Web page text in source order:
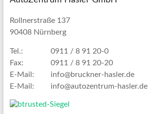
Rollnerstraße 137
90408 Nürnberg
Tel.:
0911 / 8 91 20-0
Fax:
0911 / 8 91 20-20
E-Mail:
info@bruckner-hasler.de
E-Mail:
info@autozentrum-hasler.de